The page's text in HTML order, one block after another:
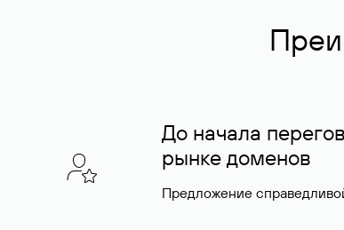
До начала
рынке доменов
Предложение